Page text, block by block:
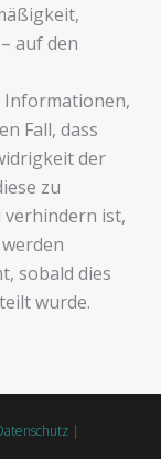
auf den
Informationen,
Fall, dass
der
zu
ist,
sobald dies
wurde.
|